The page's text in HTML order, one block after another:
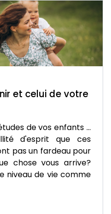
et celui de votre
de vos enfants …
d'esprit que ces
pas un fardeau pour
chose vous arrive?
niveau de vie comme